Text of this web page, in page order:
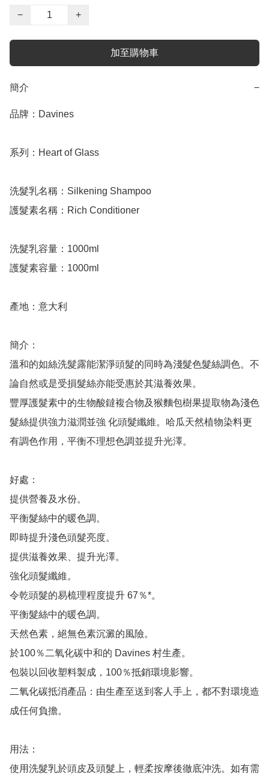
−
+
加至購物車
簡介 −
品牌：Davines
系列：Heart of Glass
洗髮乳名稱：Silkening Shampoo
護髮素名稱：Rich Conditioner
洗髮乳容量：1000ml
護髮素容量：1000ml
產地：意大利
簡介：
溫和的如絲洗髮露能潔淨頭髮的同時為淺髮色髮絲調色。不
論自然或是受損髮絲亦能受惠於其滋養效果。
豐厚護髮素中的生物酸鐽複合物及猴麵包樹果提取物為淺色
髮絲提供強力滋潤並強 化頭髮纖維。哈瓜天然植物染料更
有調色作用，平衡不理想色調並提升光澤。
好處：
提供營養及水份。
平衡髮絲中的暖色調。
即時提升淺色頭髮亮度。
提供滋養效果、提升光澤。
強化頭髮纖維。
令乾頭髮的易梳理程度提升 67％*。
平衡髮絲中的暖色調。
天然色素，絕無色素沉澱的風險。
於100％二氧化碳中和的 Davines 村生產。
包裝以回收塑料製成，100％抵銷環境影響。
二氧化碳抵消產品：由生產至送到客人手上，都不對環境造
成任何負擔。
用法：
使用洗髮乳於頭皮及頭髮上，輕柔按摩後徹底沖洗。如有需